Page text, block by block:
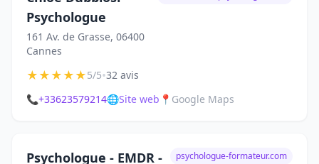
Psychologue
161 Av. de Grasse, 06400
Cannes
★★★★★5/5•32 avis
📞+33623579214🌐Site web 📍 Google Maps
Psychologue - EMDR -
psychologue-formateur.com